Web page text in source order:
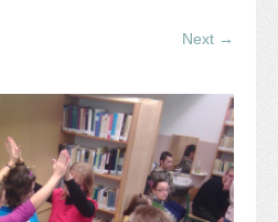
a 2026-2027-ös tanévben
Next →